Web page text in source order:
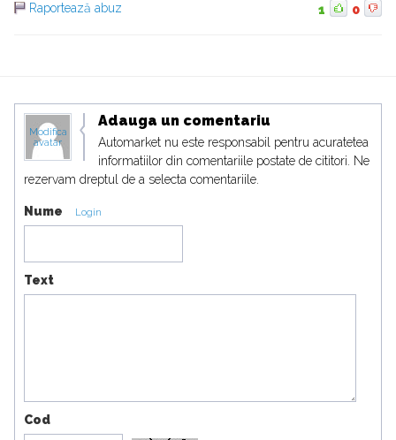
Raportează abuz
1 0
Modifica
avatar
Adauga un comentariu
Automarket nu este responsabil pentru acuratetea
informatiilor din comentariile postate de cititori. Ne
rezervam dreptul de a selecta comentariile.
Nume Login
Text
Cod